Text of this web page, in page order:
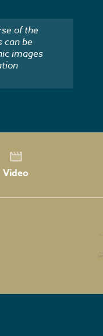
of the
can be
images
Video